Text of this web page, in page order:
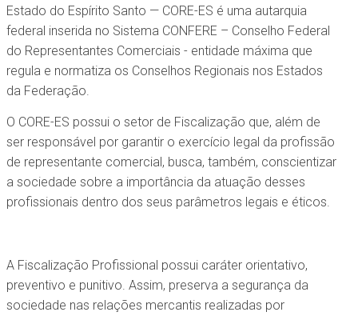
Estado do Espírito Santo — CORE-ES é uma autarquia
federal inserida no Sistema CONFERE – Conselho Federal
do Representantes Comerciais - entidade máxima que
regula e normatiza os Conselhos Regionais nos Estados
da Federação.
O CORE-ES possui o setor de Fiscalização que, além de
ser responsável por garantir o exercício legal da profissão
de representante comercial, busca, também, conscientizar
a sociedade sobre a importância da atuação desses
profissionais dentro dos seus parâmetros legais e éticos.
A Fiscalização Profissional possui caráter orientativo,
preventivo e punitivo. Assim, preserva a segurança da
sociedade nas relações mercantis realizadas por